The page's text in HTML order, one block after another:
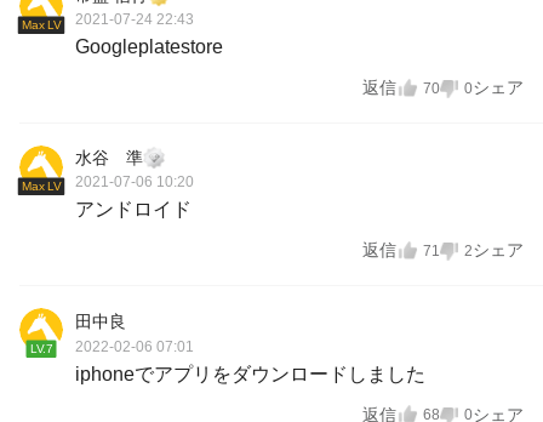
Max LV 2021-07-24 22:43
Googleplatestore
返信 70 0シェア
Max LV
水谷 準
2021-07-06 10:20
アンドロイド
返信 71 2シェア
LV.7
田中良
2022-02-06 07:01
iphoneでアプリをダウンロードしました
返信 68 0シェア